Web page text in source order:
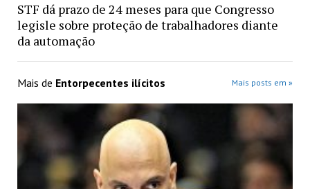
STF dá prazo de 24 meses para que Congresso
legisle sobre proteção de trabalhadores diante
da automação
Mais de Entorpecentes ilícitos Mais posts em »